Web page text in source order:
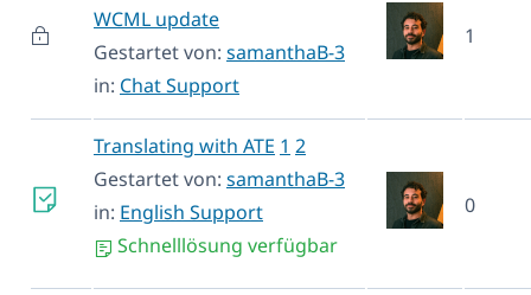
WCML update
Gestartet von: samanthaB-3
in: Chat Support
1
Translating with ATE 1 2
Gestartet von: samanthaB-3
in: English Support
Schnelllösung verfügbar
0